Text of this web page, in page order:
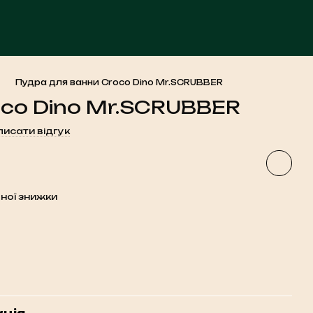
Пудра для ванни Croco Dino Mr.SCRUBBER
Dino Mr.SCRUBBER
відгук
знижки